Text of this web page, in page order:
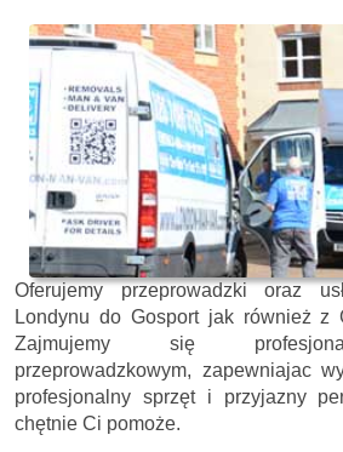
Oferujemy przeprowadzki oraz
Londynu do Gosport jak również z
Zajmujemy się
przeprowadzkowym, zapewniajac
profesjonalny sprzęt i przyjazny
chętnie Ci pomoże.